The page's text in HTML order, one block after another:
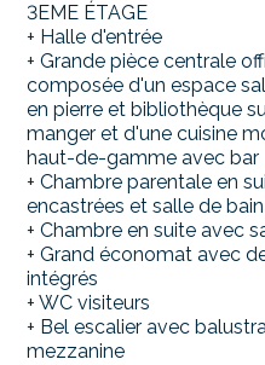
3EME ÉTAGE
+ Halle d'entrée
+ Grande pièce centrale
composée d'un espace
en pierre et bibliothèque
manger et d'une cuisine
haut-de-gamme avec bar
+ Chambre parentale en
encastrées et salle de bain
+ Chambre en suite avec
+ Grand économat avec
intégrés
+ WC visiteurs
+ Bel escalier avec
mezzanine